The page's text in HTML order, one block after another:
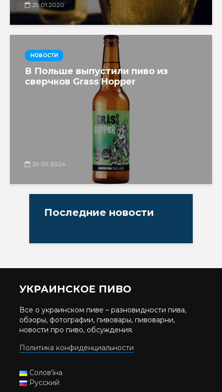
29.01.2020
НОВОСТИ
В Польше выпустили пиво из
сверчков Grass Hopper
29.09.2024
Последние новости
УКРАИНСКОЕ ПИВО
Все о украинском пиве – разновидности пива,
обзоры, фотографии, пивовары, пивоварни,
новости про пиво, обсуждения.
Политика конфиденциальности
Солов'їна
Русский